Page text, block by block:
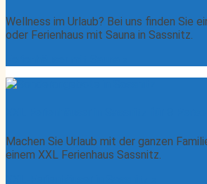
Wellness im Urlaub? Bei uns finden Sie
oder Ferienhaus mit Sauna in Sassnitz.
Machen Sie Urlaub mit der ganzen
einem XXL Ferienhaus Sassnitz.